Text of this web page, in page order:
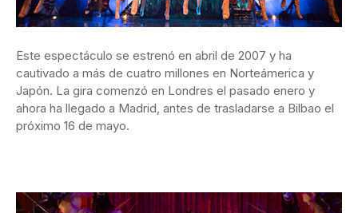
Este espectáculo se estrenó en abril de 2007 y ha
cautivado a más de cuatro millones en Norteámerica y
Japón. La gira comenzó en Londres el pasado enero y
ahora ha llegado a Madrid, antes de trasladarse a Bilbao el
próximo 16 de mayo.